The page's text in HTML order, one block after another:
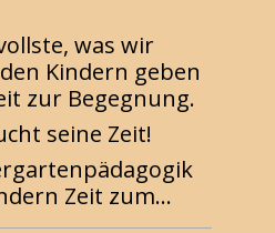
was wir
Kindern geben
zur Begegnung.
seine Zeit!
Zeit zum...